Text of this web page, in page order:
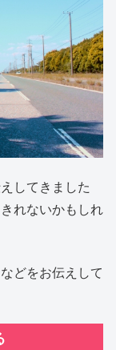
してきました
れないかもしれ
どをお伝えして